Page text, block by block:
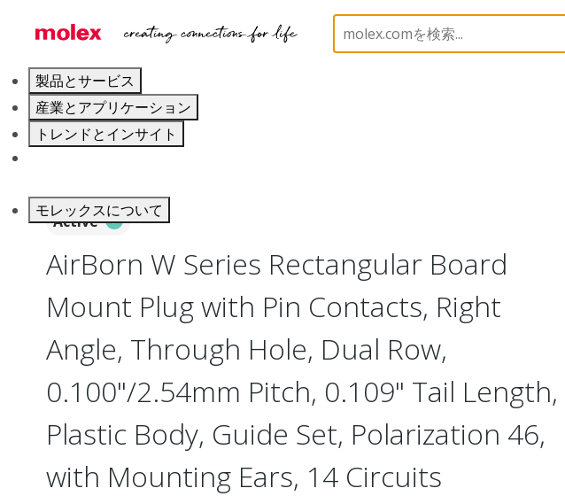
製品とサービス
産業とアプリケーション
トレンドとインサイト
モレックスについて
Board-to-Board Connectors Rectangular, Plastic,
Active
AirBorn W Series Rectangular Board
Mount Plug with Pin Contacts, Right
Angle, Through Hole, Dual Row,
0.100"/2.54mm Pitch, 0.109" Tail Length,
Plastic Body, Guide Set, Polarization 46,
with Mounting Ears, 14 Circuits